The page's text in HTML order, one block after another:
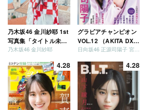
乃木坂46 金川紗耶 1st
写真集「タイトル未
定」
乃木坂46 金川紗耶
グラビアチャンピオン
VOL.12 （AKITA DXシ
リーズ）
日向坂46 正源司陽子 宮地すみれ
4.28 4.28